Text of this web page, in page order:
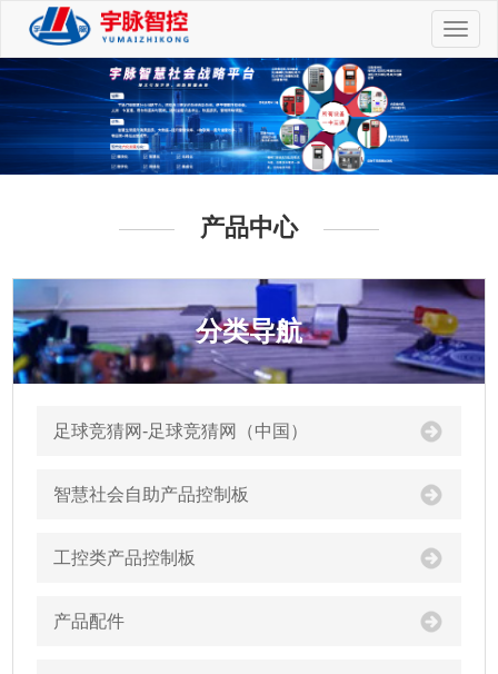
切
换
航
产品中心
分类导航
足球竞猜网-足球竞猜网（中国）
智慧社会自助产品控制板
工控类产品控制板
产品配件